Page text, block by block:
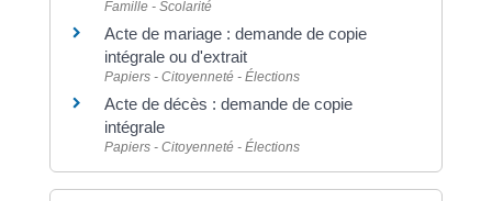
Famille - Scolarité
Acte de mariage : demande de copie
intégrale ou d'extrait
Papiers - Citoyenneté - Élections
Acte de décès : demande de copie
intégrale
Papiers - Citoyenneté - Élections